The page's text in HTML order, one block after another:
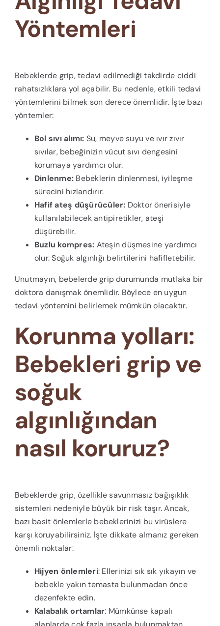
Yöntemleri
Bebeklerde grip, tedavi edilmediği takdirde ciddi
rahatsızlıklara yol açabilir. Bu nedenle, etkili tedavi
yöntemlerini bilmek son derece önemlidir. İşte bazı
yöntemler:
Bol sıvı alımı: Su, meyve suyu ve ıvır zıvır
sıvılar, bebeğinizin vücut sıvı dengesini
korumaya yardımcı olur.
Dinlenme: Bebeklerin dinlenmesi, iyileşme
sürecini hızlandırır.
Hafif ateş düşürücüler: Doktor önerisiyle
kullanılabilecek antipiretikler, ateşi
düşürebilir.
Buzlu kompres: Ateşin düşmesine yardımcı
olur. Soğuk algınlığı belirtilerini hafifletebilir.
Unutmayın, bebelerde grip durumunda mutlaka bir
doktora danışmak önemlidir. Böylece en uygun
tedavi yöntemini belirlemek mümkün olacaktır.
Korunma yolları:
Bebekleri grip ve
soğuk
algınlığından
nasıl koruruz?
Bebeklerde grip, özellikle savunmasız bağışıklık
sistemleri nedeniyle büyük bir risk taşır. Ancak,
bazı basit önlemlerle bebeklerinizi bu virüslere
karşı koruyabilirsiniz. İşte dikkate almanız gereken
önemli noktalar:
Hijyen önlemleri: Ellerinizi sık sık yıkayın ve
bebekle yakın temasta bulunmadan önce
dezenfekte edin.
Kalabalık ortamlar: Mümkünse kapalı